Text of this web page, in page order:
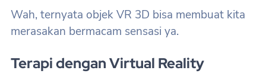
Wah, ternyata objek VR 3D bisa membuat kita
merasakan bermacam sensasi ya.
Terapi dengan Virtual Reality